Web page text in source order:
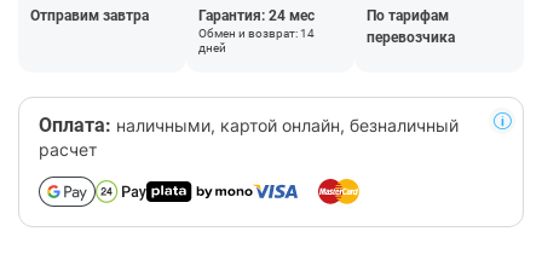
Отправим завтра Гарантия: 24 мес
Обмен и возврат: 14
дней
По тарифам
перевозчика
Оплата: наличными, картой онлайн, безналичный
расчет